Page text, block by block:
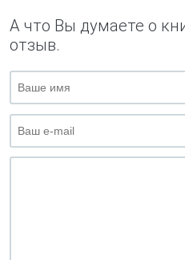
А что Вы думаете о
отзыв.